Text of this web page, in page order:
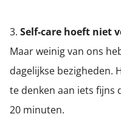
3. Self-care hoeft niet
Maar weinig van ons
dagelijkse bezigheden.
te denken aan iets fijns
20 minuten.